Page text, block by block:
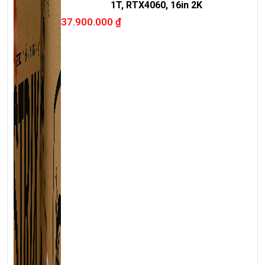
1T, RTX4060, 16in 2K
37.900.000 ₫